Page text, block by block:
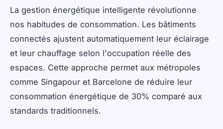
La gestion énergétique intelligente révolutionne
nos habitudes de consommation. Les bâtiments
connectés ajustent automatiquement leur éclairage
et leur chauffage selon l'occupation réelle des
espaces. Cette approche permet aux métropoles
comme Singapour et Barcelone de réduire leur
consommation énergétique de 30% comparé aux
standards traditionnels.